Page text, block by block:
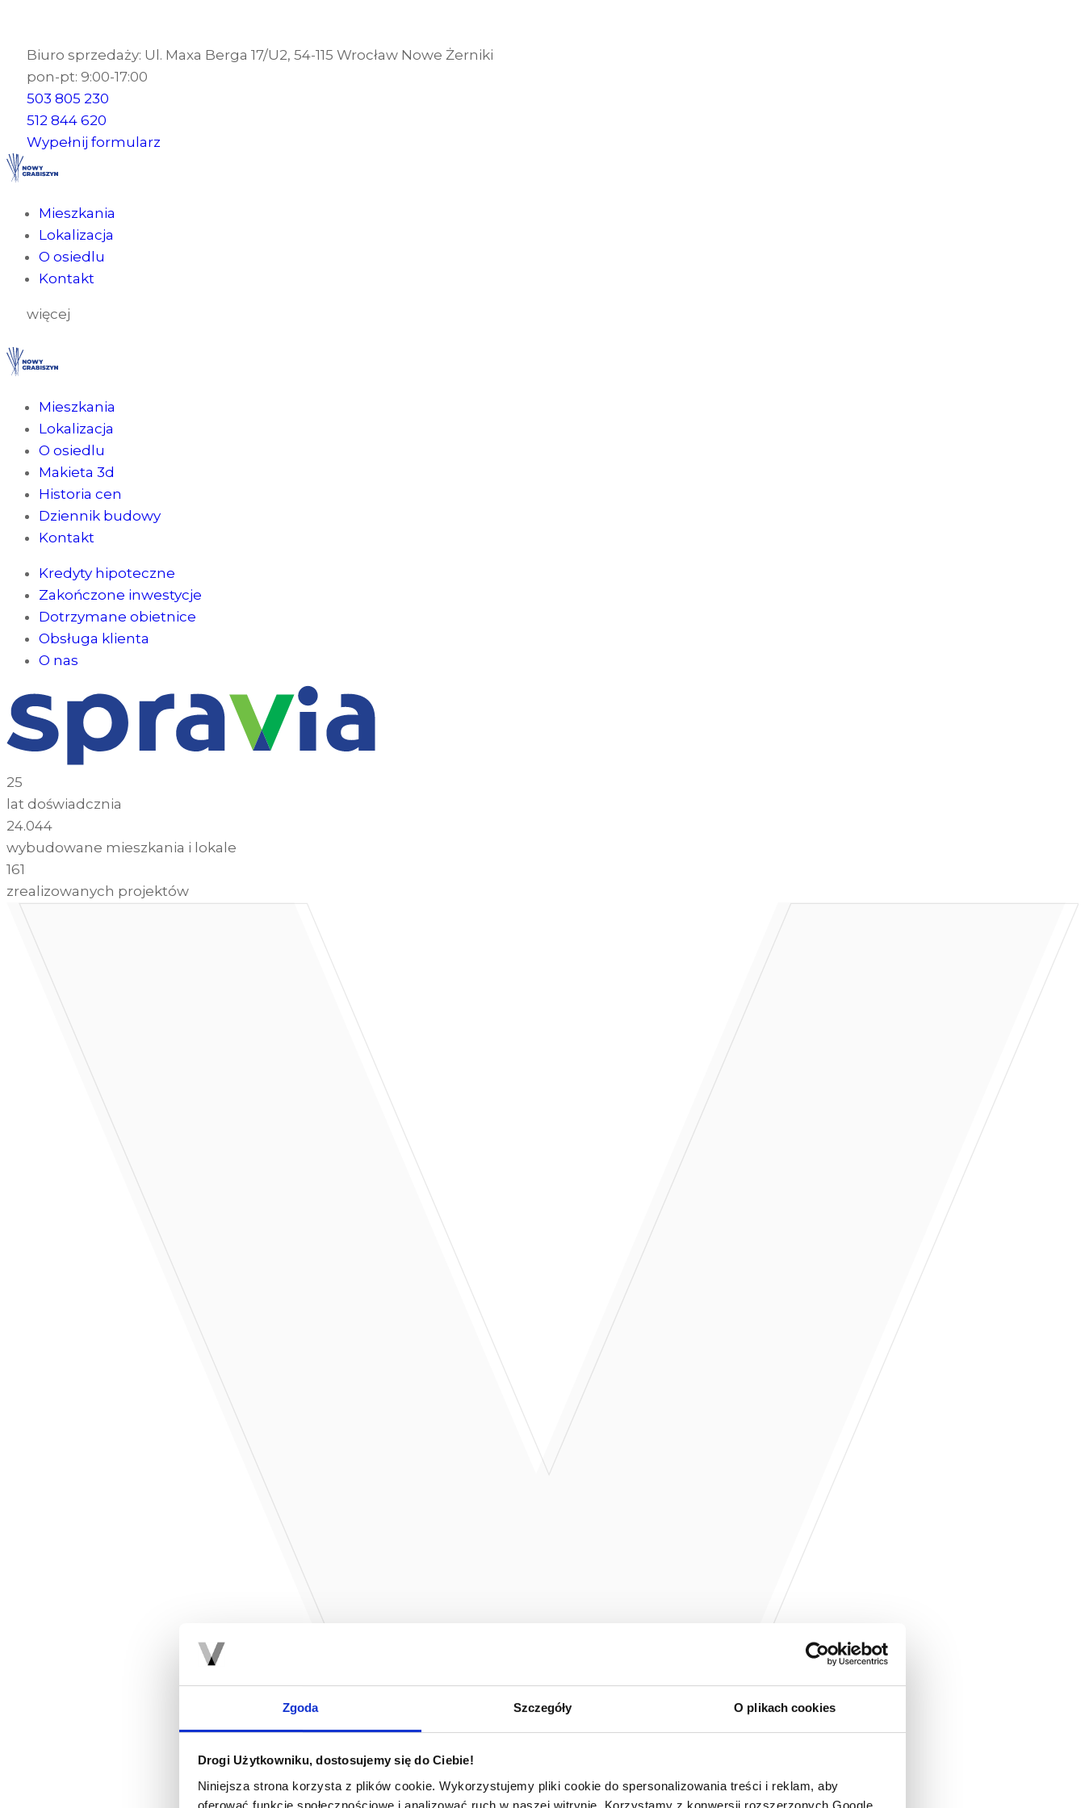
Zgoda Szczegóły O plikach cookies
Drogi Użytkowniku, dostosujemy się do Ciebie!
Niniejsza strona korzysta z plików cookie. Wykorzystujemy pliki cookie do spersonalizowania treści i reklam, aby
oferować funkcje społecznościowe i analizować ruch w naszej witrynie. Korzystamy z konwersji rozszerzonych Google.
Biuro sprzedaży: Ul. Maxa Berga 17/U2, 54-115 Wrocław Nowe Żerniki
pon-pt: 9:00-17:00
503 805 230
512 844 620
Wypełnij formularz
Mieszkania
Lokalizacja
O osiedlu
Kontakt
więcej
Mieszkania
Lokalizacja
O osiedlu
Makieta 3d
Historia cen
Dziennik budowy
Kontakt
Kredyty hipoteczne
Zakończone inwestycje
Dotrzymane obietnice
Obsługa klienta
O nas
25
lat doświadcznia
24.044
wybudowane mieszkania i lokale
161
zrealizowanych projektów